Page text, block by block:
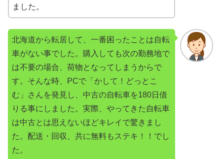
ました。
北海道から転居して、一番困ったことは自転
車がない事でした。購入しても次の勤務地で
は不要の場合、荷物となってしまうからで
す。そんな時、PCで「かして！どっとこ
む」さんを発見し、中古の自転車を180日借
りる事にしました。実際、やってきた自転車
は中古とは思えないほどキレイで驚きまし
た。配送・回収、共に無料もステキ！！でし
た。